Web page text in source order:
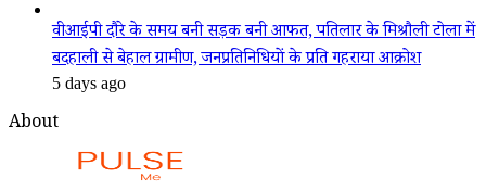
वीआईपी दौरे के समय बनी सड़क बनी आफत, पतिलार के मिश्रौली टोला में
बदहाली से बेहाल ग्रामीण, जनप्रतिनिधियों के प्रति गहराया आक्रोश
5 days ago
About